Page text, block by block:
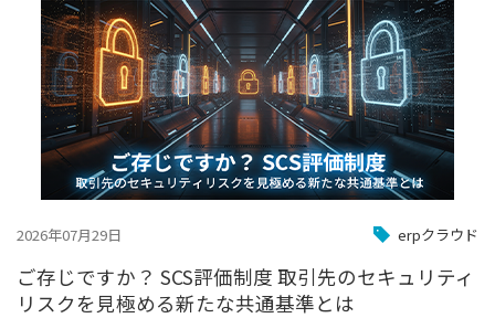
2026年07月29日 erpクラウド
ご存じですか？ SCS評価制度 取引先のセキュリティ
リスクを見極める新たな共通基準とは